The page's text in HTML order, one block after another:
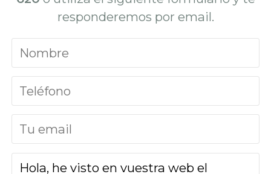
responderemos por email.